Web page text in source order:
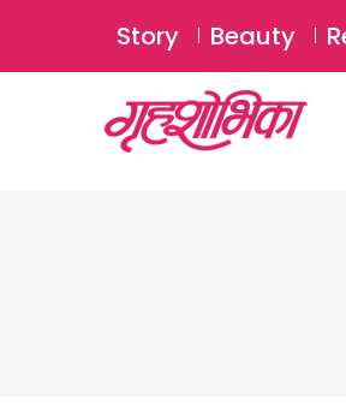
Story Beauty